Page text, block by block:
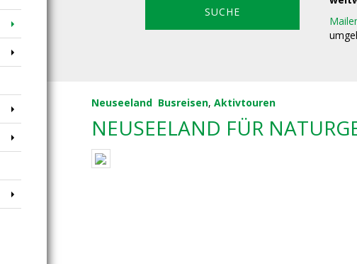
Neuseeland Busreisen, Aktivtouren
NEUSEELAND FÜR